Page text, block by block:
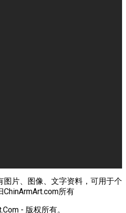
片、图像、文字资料，可用于个
所有
- 版权所有。